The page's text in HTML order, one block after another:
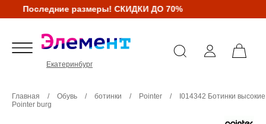
Последние размеры! СКИДКИ ДО 70%
Екатеринбург
Главная / Обувь / ботинки / Pointer /
I014342 Ботинки высокие
Pointer burg